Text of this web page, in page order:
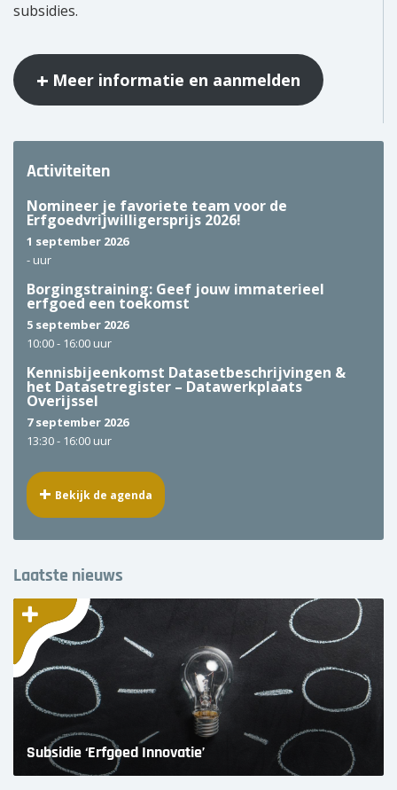
subsidies.
Meer informatie en aanmelden
Activiteiten
Nomineer je favoriete team voor de
Erfgoedvrijwilligersprijs 2026!
1 september 2026
- uur
Borgingstraining: Geef jouw immaterieel
erfgoed een toekomst
5 september 2026
10:00 - 16:00 uur
Kennisbijeenkomst Datasetbeschrijvingen &
het Datasetregister – Datawerkplaats
Overijssel
7 september 2026
13:30 - 16:00 uur
Bekijk de agenda
Laatste nieuws
Subsidie ‘Erfgoed Innovatie’